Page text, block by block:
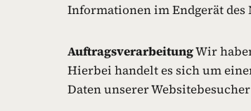
Informationen im Endgerät
AuftragsverarbeitungWir
Hierbei handelt es sich um
Daten unserer